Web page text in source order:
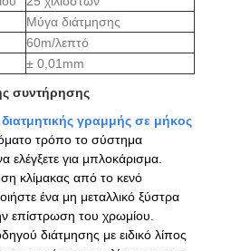
Μύγα διάτμησης
60m/λεπτό
± 0,01mm
συντήρησης
γραμμής σε μήκος
τρόπο το σύστημα
ελέγξετε για μπλοκάρισμα.
κλίμακας από το κενό
ένα μη μεταλλικό ξύστρα
επίστρωση του χρωμίου.
διάτμησης με ειδικό λίπος